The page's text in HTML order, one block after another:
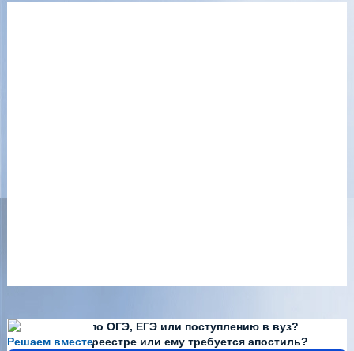
Решаем вместе
Есть вопросы по ОГЭ, ЕГЭ или поступлению в вуз?
Диплома нет в реестре или ему требуется апостиль?